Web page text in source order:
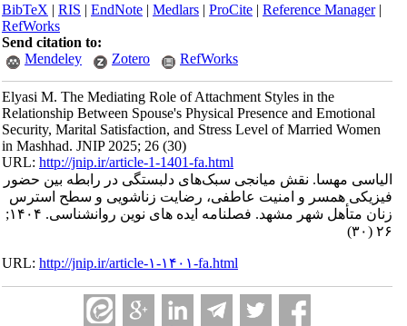
BibTeX|RIS|EndNote|Medlars|ProCite|Reference Manager
RefWorks
Send citation to:
Mendeley
Zotero RefWorks
Elyasi M. The Mediating Role of Attachment Styles in the
Relationship Between Spouse's Physical Presence and Emotional
Security, Marital Satisfaction, and Stress Level of Married Women
in Mashhad. JNIP 2025; 26 (30)
URL:http://jnip.ir/article-1-1401-fa.html
الیاسی مهسا. نقش میانجی سبک‌های دلبستگی در رابطه بین حضور
فیزیکی همسر و امنیت عاطفی، رضایت زناشویی و سطح استرس
زنان متأهل شهر مشهد. فصلنامه ایده های نوین روانشناسی. ۱۴۰۴;
۲۶ (۳۰)
URL:http://jnip.ir/article-۱-۱۴۰۱-fa.html